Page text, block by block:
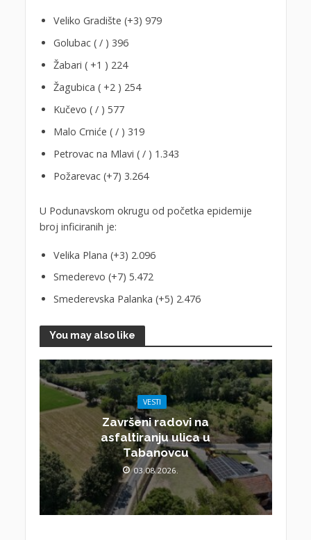
Veliko Gradište (+3) 979
Golubac ( / ) 396
Žabari ( +1 ) 224
Žagubica ( +2 ) 254
Kučevo ( / ) 577
Malo Crniće ( / ) 319
Petrovac na Mlavi ( / ) 1.343
Požarevac (+7) 3.264
U Podunavskom okrugu od početka epidemije
broj inficiranih je:
Velika Plana (+3) 2.096
Smederevo (+7) 5.472
Smederevska Palanka (+5) 2.476
You may also like
VESTI
Završeni radovi na
asfaltiranju ulica u
Tabanovcu
03.08.2026.